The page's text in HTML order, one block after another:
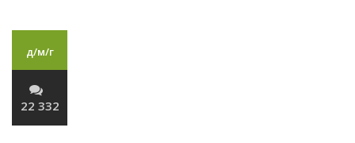
д/м/г
22 332